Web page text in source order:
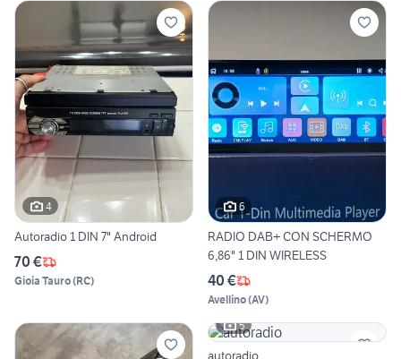
4
Autoradio 1 DIN 7" Android
70 €
Gioia Tauro(RC)
6
RADIO DAB+ CON SCHERMO
6,86" 1 DIN WIRELESS
40 €
Avellino(AV)
5
autoradio